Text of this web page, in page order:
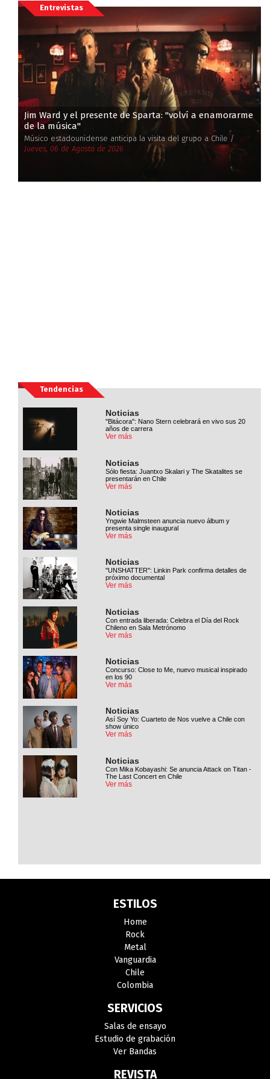
Entrevistas
Jim Ward y el presente de Sparta: ''volví a enamorarme
de la música''
Músico estadounidense anticipa la visita del grupo a Chile /
Jueves, 06 de Agosto de 2026
Tendencias
Noticias
''Bitácora'': Nano Stern celebrará en vivo sus 20
años de carrera
Ver más
Noticias
Sólo fiesta: Juantxo Skalari y The Skatalites se
presentarán en Chile
Ver más
Noticias
Yngwie Malmsteen anuncia nuevo álbum y
presenta single inaugural
Ver más
Noticias
''UNSHATTER'': Linkin Park confirma detalles de
próximo documental
Ver más
Noticias
Con entrada liberada: Celebra el Día del Rock
Chileno en Sala Metrónomo
Ver más
Noticias
Concurso: Close to Me, nuevo musical inspirado
en los 90
Ver más
Noticias
Así Soy Yo: Cuarteto de Nos vuelve a Chile con
show único
Ver más
Noticias
Con Mika Kobayashi: Se anuncia Attack on Titan -
The Last Concert en Chile
Ver más
ESTILOS
Home
Rock
Metal
Vanguardia
Chile
Colombia
SERVICIOS
Salas de ensayo
Estudio de grabación
Ver Bandas
REVISTA